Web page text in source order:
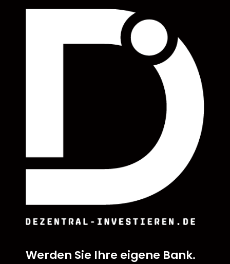
Werden Sie Ihre eigene Bank.